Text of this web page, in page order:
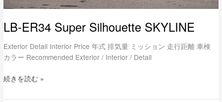
LB-ER34 Super Silhouette SKYLINE
Exterior Detail Interior Price 年式 排気量 ミッション 走行距離 車検
カラー Recommended Exterior / Interior / Detail
続きを読む »